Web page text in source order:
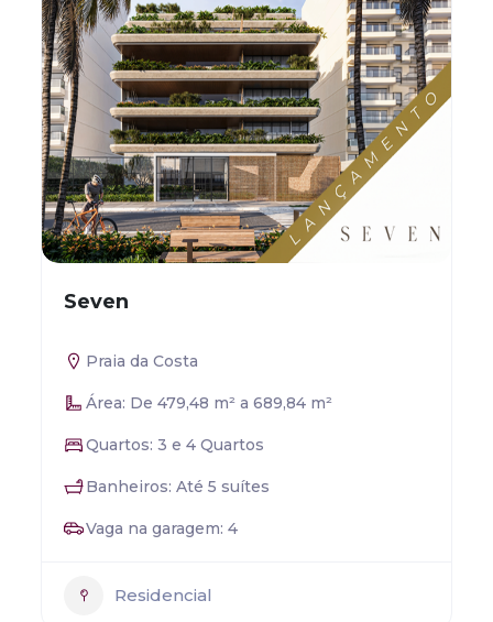
Seven
Praia da Costa
Área: De 479,48 m² a 689,84 m²
Quartos: 3 e 4 Quartos
Banheiros: Até 5 suítes
Vaga na garagem: 4
Residencial